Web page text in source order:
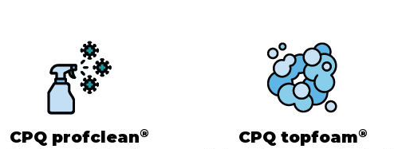
CPQ profclean® CPQ topfoam®